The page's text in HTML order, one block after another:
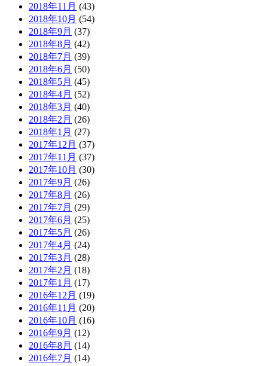
2018年11月 (43)
2018年10月 (54)
2018年9月 (37)
2018年8月 (42)
2018年7月 (39)
2018年6月 (50)
2018年5月 (45)
2018年4月 (52)
2018年3月 (40)
2018年2月 (26)
2018年1月 (27)
2017年12月 (37)
2017年11月 (37)
2017年10月 (30)
2017年9月 (26)
2017年8月 (26)
2017年7月 (29)
2017年6月 (25)
2017年5月 (26)
2017年4月 (24)
2017年3月 (28)
2017年2月 (18)
2017年1月 (17)
2016年12月 (19)
2016年11月 (20)
2016年10月 (16)
2016年9月 (12)
2016年8月 (14)
2016年7月 (14)